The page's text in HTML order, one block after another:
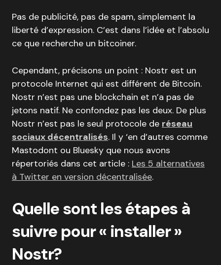
Pas de publicité, pas de spam, simplement la
liberté d’expression. C’est dans l’idée et l’absolu
ce que recherche un bitcoiner.
Cependant, précisons un point : Nostr est un
protocole Internet qui est différent de Bitcoin.
Nostr n’est pas une blockchain et n’a pas de
jetons natif. Ne confondez pas les deux. De plus
Nostr n’est pas le seul protocole de réseau
sociaux décentralisés. Il y ‘en d’autres comme
Mastodont ou Bluesky que nous avons
répertoriés dans cet article : Les 5 alternatives
à Twitter en version décentralisée.
Quelle sont les étapes à
suivre pour « installer »
Nostr?